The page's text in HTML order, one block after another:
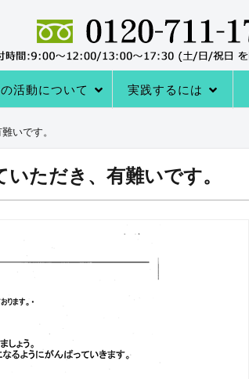
活動について 実践するには
いです。
ただき、有難いです。